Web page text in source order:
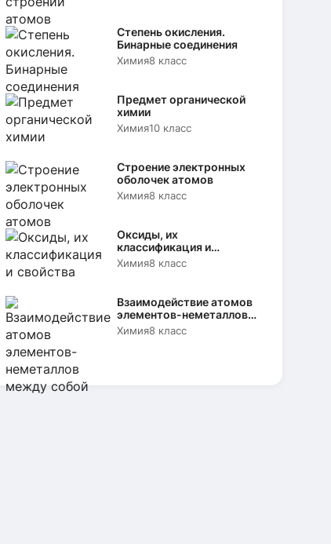
Степень окисления.
Бинарные соединения
Химия8 класс
Предмет органической
химии
Химия10 класс
Строение электронных
оболочек атомов
Химия8 класс
Оксиды, их
классификация и
свойства
Химия8 класс
Взаимодействие атомов
элементов-неметаллов
между собой
Химия8 класс